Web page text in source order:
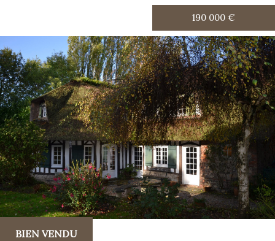
5KM 10KM 25KM
Critères supplémentaires
Piscine Parking
RECHERCHER
+ de critères
BIEN VENDU
190 000 €